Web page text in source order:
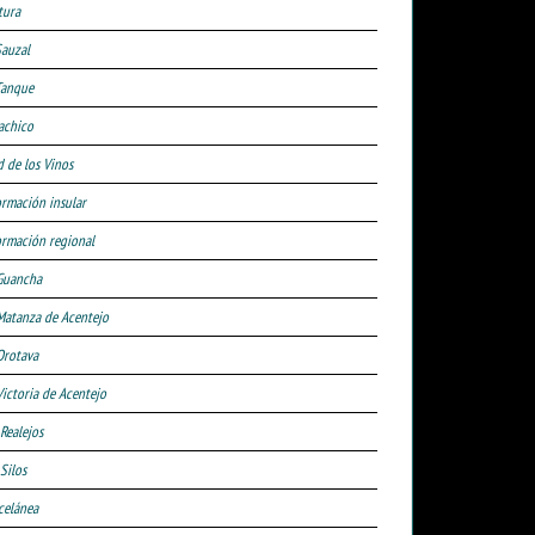
de los Vinos
insular
regional
de Acentejo
de Acentejo